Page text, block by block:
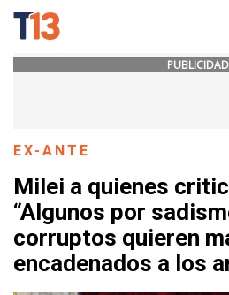
PUBLICIDAD
EX-ANTE
Milei a quienes
“Algunos por
corruptos quieren
encadenados a los